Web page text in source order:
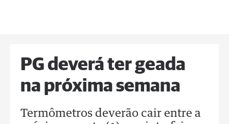
PG deverá ter geada
na próxima semana
Termômetros deverão cair entre a